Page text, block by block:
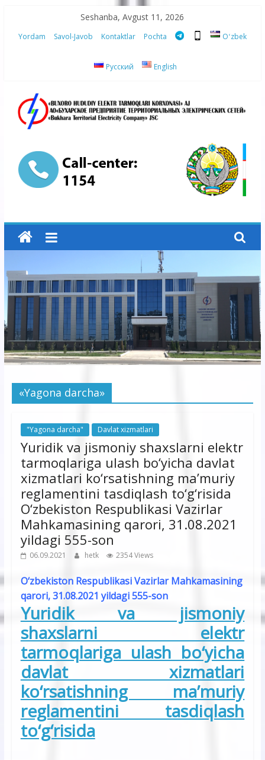
content
Seshanba, Avgust 11, 2026
Yordam Savol-Javob Kontaktlar Pochta Oʻzbek
Русский English
“Buxoro
hududiy
elektr
tarmoqlari
korxonasi”
AJ
“Buxoro
hududiy
tarmoqlari
korxonasi”
«Yagona darcha»
"Yagona darcha" Davlat xizmatlari
Yuridik va jismoniy shaxslarni elektr
tarmoqlariga ulash bo‘yicha davlat
xizmatlari ko‘rsatishning ma’muriy
reglamentini tasdiqlash to‘g‘risida
O‘zbekiston Respublikasi Vazirlar
Mahkamasining qarori, 31.08.2021
yildagi 555-son
06.09.2021 hetk 2354 Views
O‘zbekiston Respublikasi Vazirlar Mahkamasining
qarori, 31.08.2021 yildagi 555-son
Yuridik va jismoniy
shaxslarni elektr
tarmoqlariga ulash bo‘yicha
davlat xizmatlari
ko‘rsatishning ma’muriy
reglamentini tasdiqlash
to‘g‘risida